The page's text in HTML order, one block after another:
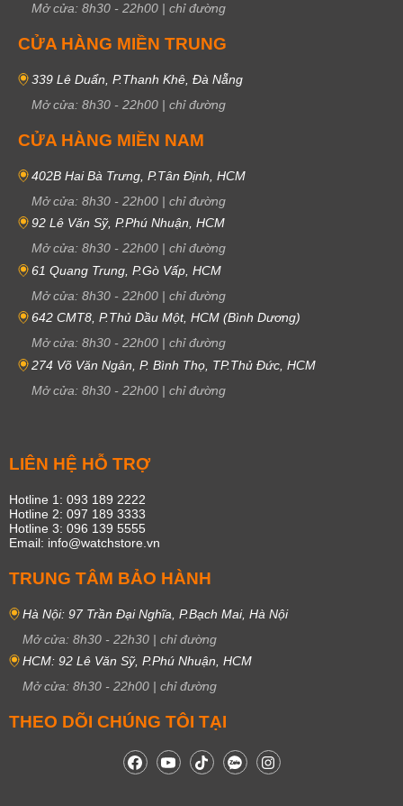
Mở cửa: 8h30 - 22h00 | chỉ đường
CỬA HÀNG MIỀN TRUNG
339 Lê Duẩn, P.Thanh Khê, Đà Nẵng
Mở cửa: 8h30 - 22h00 | chỉ đường
CỬA HÀNG MIỀN NAM
402B Hai Bà Trưng, P.Tân Định, HCM
Mở cửa: 8h30 - 22h00 | chỉ đường
92 Lê Văn Sỹ, P.Phú Nhuận, HCM
Mở cửa: 8h30 - 22h00 | chỉ đường
61 Quang Trung, P.Gò Vấp, HCM
Mở cửa: 8h30 - 22h00 | chỉ đường
642 CMT8, P.Thủ Dầu Một, HCM (Bình Dương)
Mở cửa: 8h30 - 22h00 | chỉ đường
274 Võ Văn Ngân, P. Bình Thọ, TP.Thủ Đức, HCM
Mở cửa: 8h30 - 22h00 | chỉ đường
LIÊN HỆ HỖ TRỢ
Hotline 1: 093 189 2222
Hotline 2: 097 189 3333
Hotline 3: 096 139 5555
Email: info@watchstore.vn
TRUNG TÂM BẢO HÀNH
Hà Nội: 97 Trần Đại Nghĩa, P.Bạch Mai, Hà Nội
Mở cửa: 8h30 - 22h30 | chỉ đường
HCM: 92 Lê Văn Sỹ, P.Phú Nhuận, HCM
Mở cửa: 8h30 - 22h00 | chỉ đường
THEO DÕI CHÚNG TÔI TẠI